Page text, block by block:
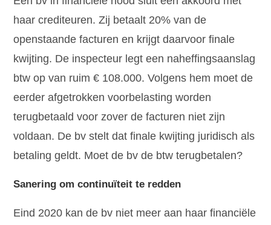
haar crediteuren. Zij betaalt 20% van de
openstaande facturen en krijgt daarvoor finale
kwijting. De inspecteur legt een naheffingsaanslag
btw op van ruim € 108.000. Volgens hem moet de
eerder afgetrokken voorbelasting worden
terugbetaald voor zover de facturen niet zijn
voldaan. De bv stelt dat finale kwijting juridisch als
betaling geldt. Moet de bv de btw terugbetalen?
Sanering om continuïteit te redden
Eind 2020 kan de bv niet meer aan haar financiële